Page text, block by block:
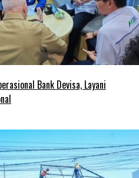
Bank Devisa, Layani